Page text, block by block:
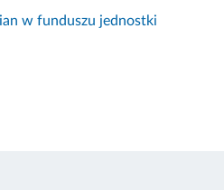
w funduszu jednostki